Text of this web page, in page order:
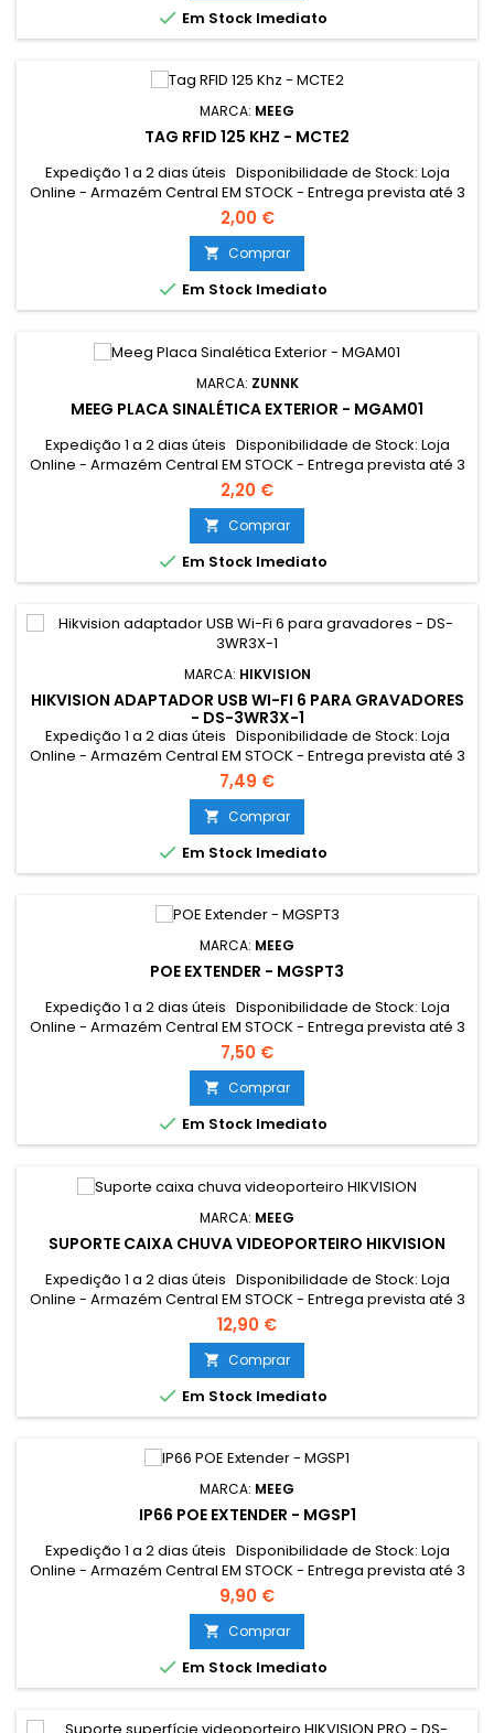
 Em Stock Imediato
MARCA: MEEG
TAG RFID 125 KHZ - MCTE2
Expedição 1 a 2 dias úteis Disponibilidade de Stock: Loja
Online - Armazém Central EM STOCK - Entrega prevista até 3
dias úteis Loja Braga - Rua António Fernandes Ferreira
Gomes EM STOCK
2,00 €
 Comprar
 Em Stock Imediato
MARCA: ZUNNK
MEEG PLACA SINALÉTICA EXTERIOR - MGAM01
Expedição 1 a 2 dias úteis Disponibilidade de Stock: Loja
Online - Armazém Central EM STOCK - Entrega prevista até 3
dias úteis Loja Braga - Rua António Fernandes Ferreira
Gomes EM STOCK Resumo: Placa de Aviso para sistema de
videovigilância
2,20 €
 Comprar
 Em Stock Imediato
MARCA: HIKVISION
HIKVISION ADAPTADOR USB WI-FI 6 PARA GRAVADORES
- DS-3WR3X-1
Expedição 1 a 2 dias úteis Disponibilidade de Stock: Loja
Online - Armazém Central EM STOCK - Entrega prevista até 3
dias úteis Loja Braga - Rua António Fernandes Ferreira
Gomes EM STOCK
7,49 €
 Comprar
 Em Stock Imediato
MARCA: MEEG
POE EXTENDER - MGSPT3
Expedição 1 a 2 dias úteis Disponibilidade de Stock: Loja
Online - Armazém Central EM STOCK - Entrega prevista até 3
dias úteis Loja Braga - Rua António Fernandes Ferreira
Gomes EM STOCK
7,50 €
 Comprar
 Em Stock Imediato
MARCA: MEEG
SUPORTE CAIXA CHUVA VIDEOPORTEIRO HIKVISION
Expedição 1 a 2 dias úteis Disponibilidade de Stock: Loja
Online - Armazém Central EM STOCK - Entrega prevista até 3
dias úteis Loja Braga - Rua António Fernandes Ferreira
Gomes EM STOCK
12,90 €
 Comprar
 Em Stock Imediato
MARCA: MEEG
IP66 POE EXTENDER - MGSP1
Expedição 1 a 2 dias úteis Disponibilidade de Stock: Loja
Online - Armazém Central EM STOCK - Entrega prevista até 3
dias úteis Loja Braga - Rua António Fernandes Ferreira
Gomes EM STOCK
9,90 €
 Comprar
 Em Stock Imediato